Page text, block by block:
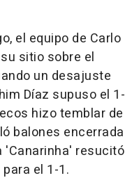
el equipo de Carlo
sitio sobre el
un desajuste
Díaz supuso el 1-
hizo temblar de
balones encerrada
'Canarinha' resucitó
el 1-1.